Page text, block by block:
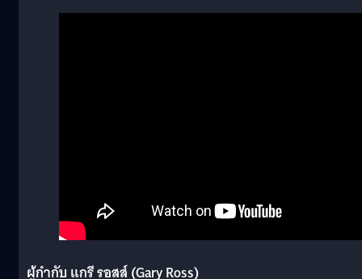
ผู้กำกับ แกรี รอสส์ (Gary Ross)